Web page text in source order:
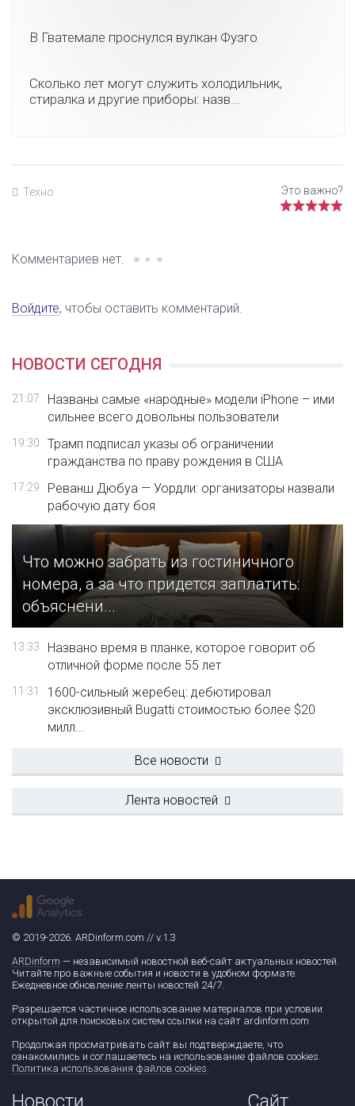
В Гватемале проснулся вулкан Фуэго
Сколько лет могут служить холодильник,
стиралка и другие приборы: назв...
Техно
Комментариев нет.
Войдите, чтобы оставить комментарий.
НОВОСТИ СЕГОДНЯ
21:07
Названы самые «народные» модели iPhone – ими
сильнее всего довольны пользователи
19:30
Трамп подписал указы об ограничении
гражданства по праву рождения в США
17:29
Реванш Дюбуа — Уордли: организаторы назвали
рабочую дату боя
Что можно забрать из гостиничного
номера, а за что придется заплатить:
объяснени...
13:33
Названо время в планке, которое говорит об
отличной форме после 55 лет
11:31
1600-сильный жеребец: дебютировал
эксклюзивный Bugatti стоимостью более $20
милл...
Все новости
Лента новостей
© 2019-2026. ARDinform.com // v.1.3
ARDinform — независимый новостной веб-сайт актуальных новостей.
Читайте про важные события и новости в удобном формате.
Ежедневное обновление ленты новостей 24/7.
Разрешается частичное использование материалов при условии
открытой для поисковых систем ссылки на сайт ardinform.com
Продолжая просматривать сайт вы подтверждаете, что
ознакомились и соглашаетесь на использование файлов cookies.
Политика использования файлов cookies.
Новости Сайт